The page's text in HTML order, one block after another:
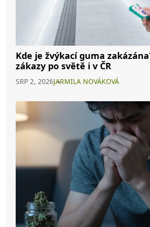
Kde je žvýkací guma
zákazy po světě i v ČR
SRP 2, 2026JARMILA NOVÁKOVÁ